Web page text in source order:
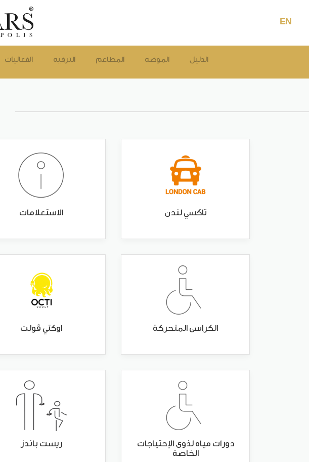
EN
الفعاليات الترفيه المطاعم الموضه الدليل
تاكسي لندن الاستعلامات
الكراسى المتحركة اوكتي ڤولت
دورات مياه لذوى الإحتياجات
الخاصة
ريست باندز